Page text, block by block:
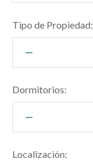
Tipo de Propiedad:
Dormitorios:
Localización: